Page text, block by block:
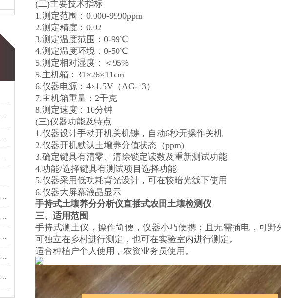
吉林长春肥料全氮全磷全钾含量检测仪器
有机肥检测仪新款仪器推出通知：PJ-FY2019*款
云南保山有机肥复合肥实验室全套检测仪器化验设备方案
【解决方案】畜禽粪污资源化利用项目粪肥还田检测指标要求及仪器设备清单
【解决方案】畜禽粪污资源化利用整县推进项目仪器设备怎么配置？
生态环境保护综合行政执法装备标配2020年版_品牌型号参数
【产品推荐】高校教学实训选择哪款土壤肥料养分检测仪？
开启绿色农业新时代，生物有机肥检测设备的应用与前景
(二)主要技术指标
1.测定范围：0.000-9990ppm
2.测定精度：0.02
3.测定温度范围：0-99℃
4.测定温度环境：0-50℃
5.测定相对湿度：＜95%
5.主机箱：31×26×11cm
6.仪器电源：4×1.5V（AG-13）
7.主机箱重量：2千克
8.测定速度：10分钟
(三)仪器功能及特点
1.仪器设计手动开机关机键，自动6秒无操作关机
2.仪器开机默认土壤养分值状态（ppm)
3.确定键具有清零、清除锁定读数及重新测试功能
4.功能/选择键具有测试项目选择功能
5.仪器采用低功耗背光设计，可在较暗光线下使用
6.仪器大屏幕液晶显示
手持式土壤养分分析仪直插式农田土壤检测仪
三、适用范围
手持式测土仪，操作简便，仪器小巧便携；且无需插电，可野
可独立在乡村进行测定，也可在实验室内进行测定。
适合种植户个人使用，农资业务员使用。